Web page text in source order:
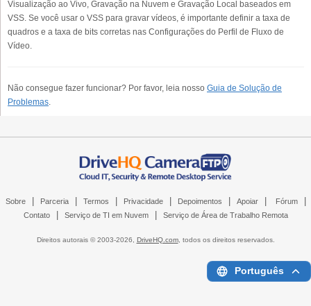
Visualização ao Vivo, Gravação na Nuvem e Gravação Local baseados em
VSS. Se você usar o VSS para gravar vídeos, é importante definir a taxa de
quadros e a taxa de bits corretas nas Configurações do Perfil de Fluxo de
Vídeo.
Não consegue fazer funcionar? Por favor, leia nosso Guia de Solução de
Problemas
Sobre | Parceria | Termos | Privacidade | Depoimentos | Apoiar | Fórum |
Contato | Serviço de TI em Nuvem | Serviço de Área de Trabalho Remota
Direitos autorais © 2003-2026, DriveHQ.com, todos os direitos reservados.
Português